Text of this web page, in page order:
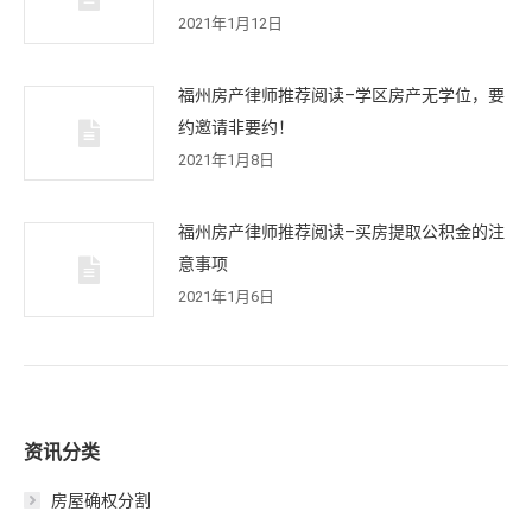
2021年1月12日
福州房产律师推荐阅读–学区房产无学位，要
约邀请非要约！
2021年1月8日
福州房产律师推荐阅读–买房提取公积金的注
意事项
2021年1月6日
资讯分类
房屋确权分割